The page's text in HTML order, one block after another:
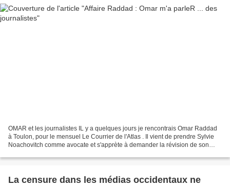
OMAR et les journalistes IL y a quelques jours je rencontrais Omar Raddad
à Toulon, pour le mensuel Le Courrier de l'Atlas . Il vient de prendre Sylvie
Noachovitch comme avocate et s'apprète à demander la révision de son
La censure dans les médias occidentaux ne